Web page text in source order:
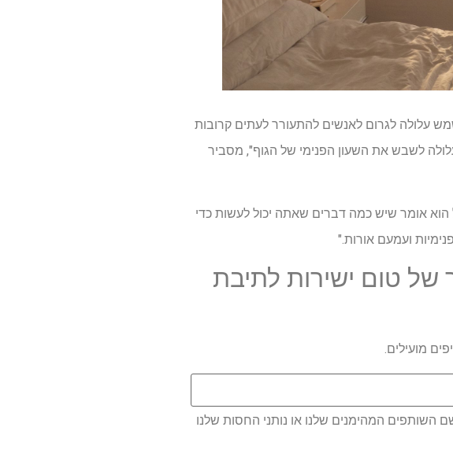
עלולה לגרום לאנשים להתעורר לעתים קרובות
לשבש את השעון הפנימי של הגוף", מסביר
הוא אומר שיש כמה דברים שאתה יכול לעשות כדי
ועמעם אורות."
טום ישירות לתיבת
מועילים.
השותפים המהימנים שלנו או נותני החסות שלנו